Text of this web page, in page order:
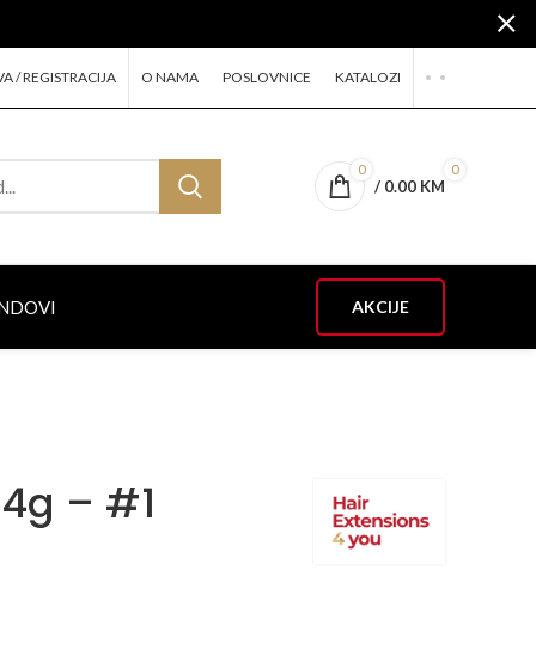
/ REGISTRACIJA O NAMA POSLOVNICE KATALOZI
0 0
/ 0.00 KM
AKCIJE
– #1